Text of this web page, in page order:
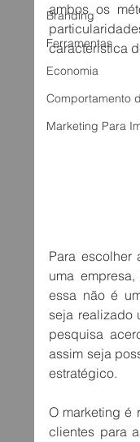
Branding
Ferramentas
Economia
Comportamento
Marketing Para
ambos os
característica
Para escolher
uma
essa não é
seja realizado
pesquisa
assim seja
estratégico.
O marketing é
clientes para